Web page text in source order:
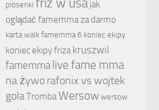
piosenki friz w usa jak
oglądać famemma za darmo
karta walk famemma 6 koniec ekipy
koniec ekipy friza kruszwil
famemma live fame mma
na żyworafonix vs wojtek
golaTrombaWersow wersow